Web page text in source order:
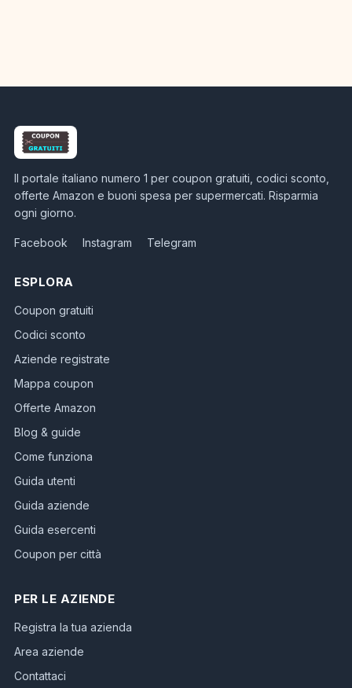
Il portale italiano numero 1 per coupon gratuiti, codici sconto,
offerte Amazon e buoni spesa per supermercati. Risparmia
ogni giorno.
Facebook Instagram Telegram
ESPLORA
Coupon gratuiti
Codici sconto
Aziende registrate
Mappa coupon
Offerte Amazon
Blog & guide
Come funziona
Guida utenti
Guida aziende
Guida esercenti
Coupon per città
PER LE AZIENDE
Registra la tua azienda
Area aziende
Contattaci